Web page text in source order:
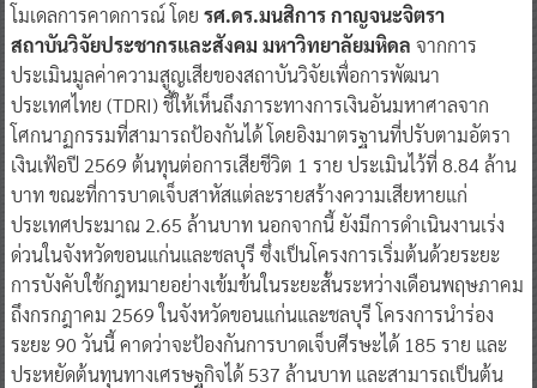
โมเดลการคาดการณ์ โดย รศ.ดร.มนสิการ กาญจนะจิตรา
สถาบันวิจัยประชากรและสังคม มหาวิทยาลัยมหิดล จากการ
ประเมินมูลค่าความสูญเสียของสถาบันวิจัยเพื่อการพัฒนา
ประเทศไทย (TDRI) ชี้ให้เห็นถึงภาระทางการเงินอันมหาศาลจาก
โศกนาฏกรรมที่สามารถป้องกันได้ โดยอิงมาตรฐานที่ปรับตามอัตรา
เงินเฟ้อปี 2569 ต้นทุนต่อการเสียชีวิต 1 ราย ประเมินไว้ที่ 8.84 ล้าน
บาท ขณะที่การบาดเจ็บสาหัสแต่ละรายสร้างความเสียหายแก่
ประเทศประมาณ 2.65 ล้านบาท นอกจากนี้ ยังมีการดำเนินงานเร่ง
ด่วนในจังหวัดขอนแก่นและชลบุรี ซึ่งเป็นโครงการเริ่มต้นด้วยระยะ
การบังคับใช้กฎหมายอย่างเข้มข้นในระยะสั้นระหว่างเดือนพฤษภาคม
ถึงกรกฎาคม 2569 ในจังหวัดขอนแก่นและชลบุรี โครงการนำร่อง
ระยะ 90 วันนี้ คาดว่าจะป้องกันการบาดเจ็บศีรษะได้ 185 ราย และ
ประหยัดต้นทุนทางเศรษฐกิจได้ 537 ล้านบาท และสามารถเป็นต้น